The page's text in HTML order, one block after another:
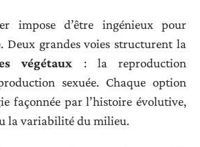
impose d’être ingénieux pour
Deux grandes voies structurent la
végétaux : la reproduction
sexuée. Chaque option
façonnée par l’histoire évolutive,
la variabilité du milieu.